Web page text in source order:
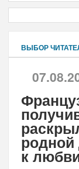
ВЫБОР
родной
к